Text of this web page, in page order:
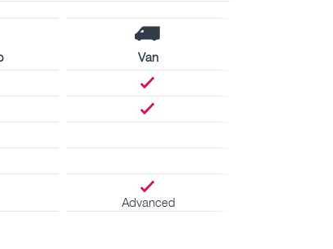
Van
Advanced